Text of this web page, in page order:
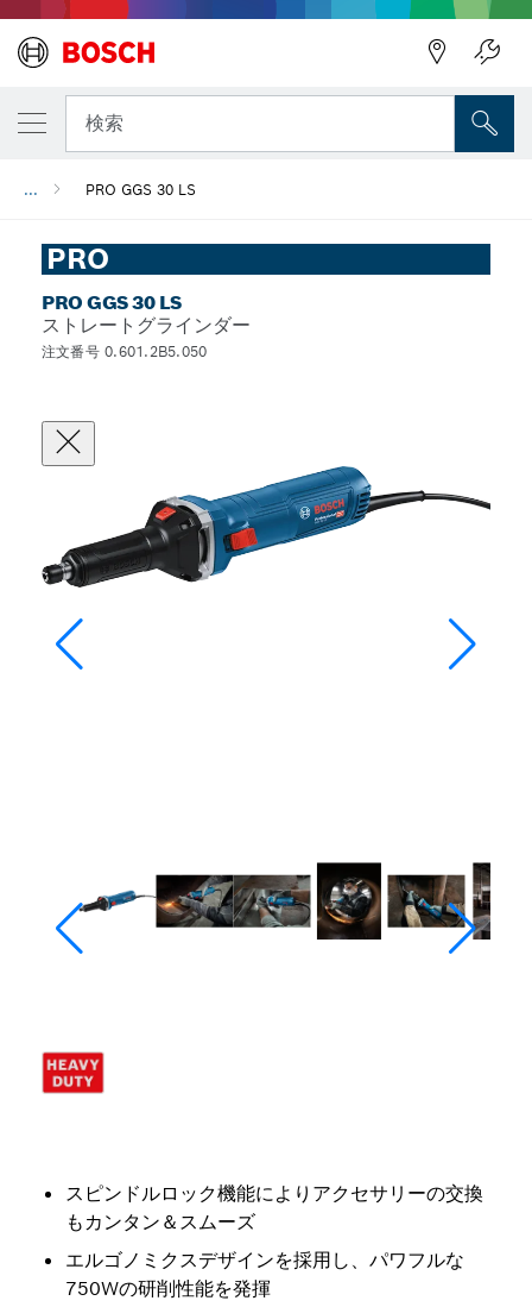
検索
... PRO GGS 30 LS
PRO
PRO GGS 30 LS
ストレートグラインダー
注文番号 0.601.2B5.050
スピンドルロック機能によりアクセサリーの交換
もカンタン＆スムーズ
エルゴノミクスデザインを採用し、パワフルな
750Wの研削性能を発揮